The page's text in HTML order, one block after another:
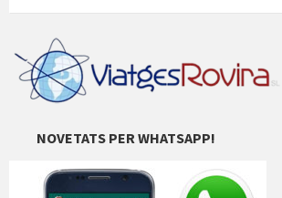
NOVETATS PER WHATSAPP!